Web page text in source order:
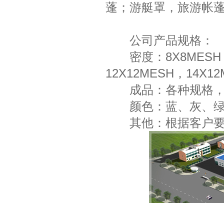
蓬；游艇罩，旅游帐
公司产品规格：
密度：8X8MESH
12X12MESH，
成品：各种规格，
颜色：蓝、灰、绿
其他：根据客户